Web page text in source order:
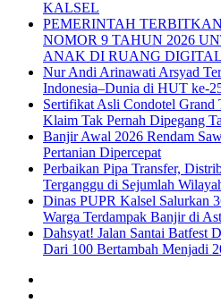
KALSEL
PEMERINTAH
NOMOR 9 TAHUN 2026
ANAK DI RUANG DIGITAL
Nur Andi Arinawati Arsyad
Indonesia–Dunia di HUT ke-
Sertifikat Asli Condotel
Klaim Tak Pernah Dipegang
Banjir Awal 2026 Rendam
Pertanian Dipercepat
Perbaikan Pipa Transfer,
Terganggu di Sejumlah
Dinas PUPR Kalsel Salurkan
Warga Terdampak Banjir di
Dahsyat! Jalan Santai Batfest
Dari 100 Bertambah Menjadi